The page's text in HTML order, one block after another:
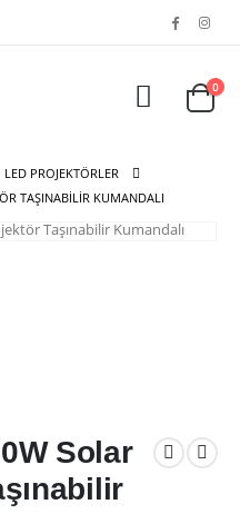
0
LED PROJEKTÖRLER
TAŞINABILIR KUMANDALI
Solar